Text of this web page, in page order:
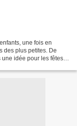
une fois en
des plus petites. De
idée pour les fêtes